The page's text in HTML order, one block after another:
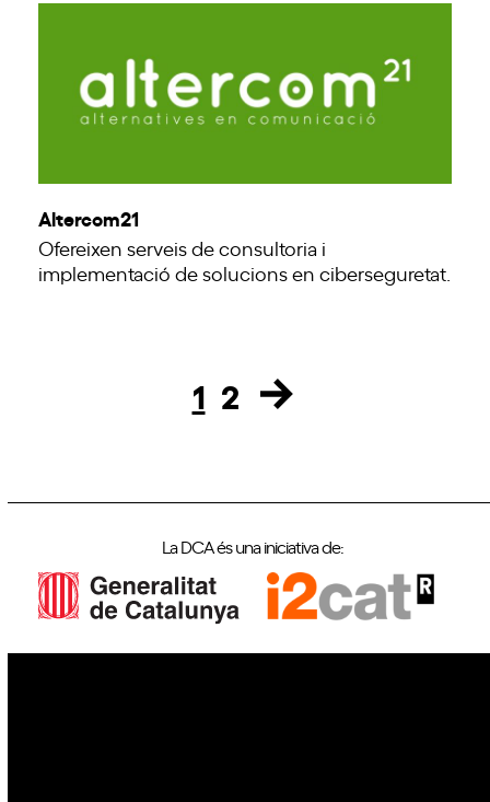
Altercom21
Ofereixen serveis de consultoria i
implementació de solucions en ciberseguretat.
Page
1 Page
2
La DCA és una iniciativa de: